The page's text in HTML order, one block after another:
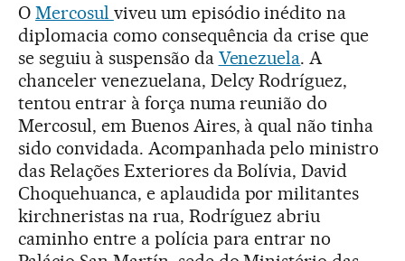
O Mercosul viveu um episódio inédito na
diplomacia como consequência da crise que
se seguiu à suspensão da Venezuela. A
chanceler venezuelana, Delcy Rodríguez,
tentou entrar à força numa reunião do
Mercosul, em Buenos Aires, à qual não tinha
sido convidada. Acompanhada pelo ministro
das Relações Exteriores da Bolívia, David
Choquehuanca, e aplaudida por militantes
kirchneristas na rua, Rodríguez abriu
caminho entre a polícia para entrar no